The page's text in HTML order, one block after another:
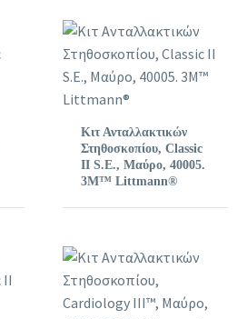
Κιτ Ανταλλακτικών
Στηθοσκοπίου, Classic
II S.E., Μαύρο, 40005.
3M™ Littmann®